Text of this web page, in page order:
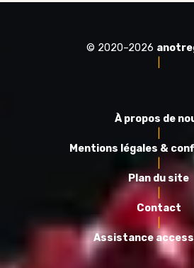
© 2020–2026
À propos de
Mentions légales &
Plan du site
|
Contact
|
Assistance